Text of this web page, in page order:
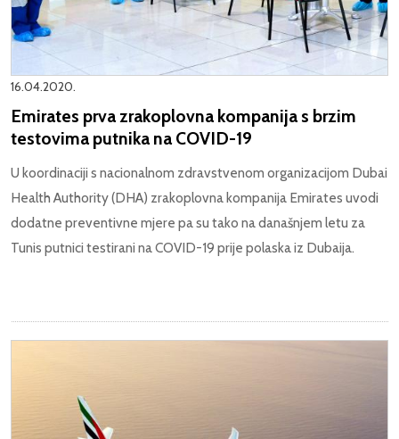
16.04.2020.
Emirates prva zrakoplovna kompanija s brzim
testovima putnika na COVID-19
U koordinaciji s nacionalnom zdravstvenom organizacijom Dubai
Health Authority (DHA) zrakoplovna kompanija Emirates uvodi
dodatne preventivne mjere pa su tako na današnjem letu za
Tunis putnici testirani na COVID-19 prije polaska iz Dubaija.